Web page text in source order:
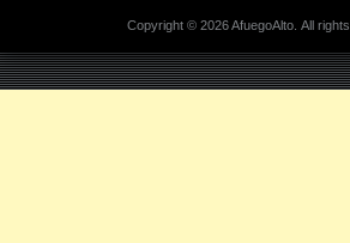
Copyright © 2026 AfuegoAlto. All